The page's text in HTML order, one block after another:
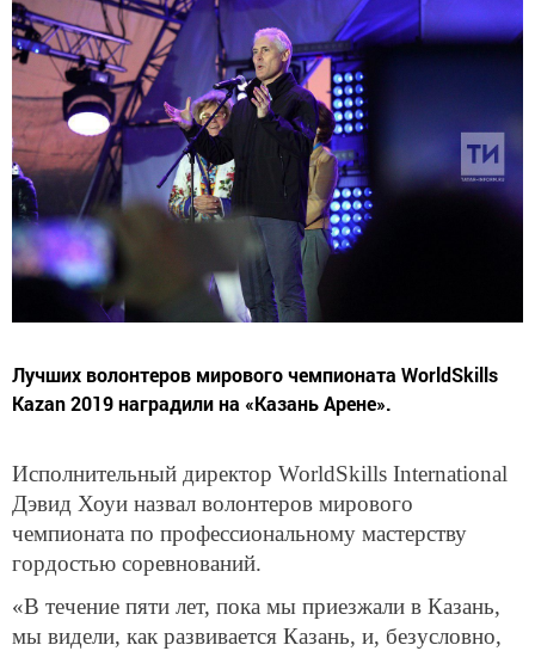
Лучших волонтеров мирового чемпионата WorldSkills
Kazan 2019 наградили на «Казань Арене».
Исполнительный директор WorldSkills International
Дэвид Хоуи назвал волонтеров мирового
чемпионата по профессиональному мастерству
гордостью соревнований.
«В течение пяти лет, пока мы приезжали в Казань,
мы видели, как развивается Казань, и, безусловно,